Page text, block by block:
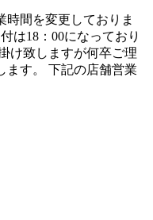
時間を変更しておりま
は18：00になっており
け致しますが何卒ご理
ます。 下記の店舗営業